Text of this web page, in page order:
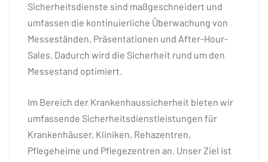
Sicherheitsdienste sind maßgeschneidert und
umfassen die kontinuierliche Überwachung von
Messeständen, Präsentationen und After-Hour-
Sales. Dadurch wird die Sicherheit rund um den
Messestand optimiert.
Im Bereich der Krankenhaussicherheit bieten wir
umfassende Sicherheitsdienstleistungen für
Krankenhäuser, Kliniken, Rehazentren,
Pflegeheime und Pflegezentren an. Unser Ziel ist